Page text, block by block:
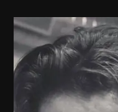
Bella
noche
con
Pimienta